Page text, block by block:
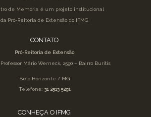
de Memória é um projeto institucional
da Pró-Reitoria de Extensão do IFMG
CONTATO
Pró-Reitoria de Extensão
Mário Werneck, 2590 – Bairro Buritis
Belo Horizonte / MG
Telefone:31 2513 5291
CONHEÇA O IFMG